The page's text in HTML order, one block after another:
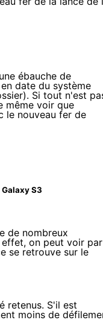
ébauche de
date du système
). Si tout n'est
même voir que
le nouveau fer de
S3
de nombreux
effet, on peut voir par
se retrouve sur le
retenus. S'il est
moins de